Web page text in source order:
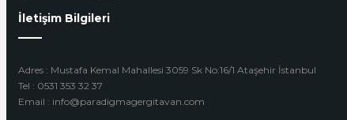
İletişim Bilgileri
Adres : Mustafa Kemal Mahallesi 3059 Sk No:16/1 Ataşehir İstanbul
Tel : 0531 353 32 37
Email : info@paradigmagergitavan.com